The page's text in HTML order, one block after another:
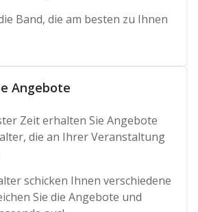
Band, die am besten zu Ihnen
Angebote
Zeit erhalten Sie Angebote
die an Ihrer Veranstaltung
schicken Ihnen verschiedene
Sie die Angebote und